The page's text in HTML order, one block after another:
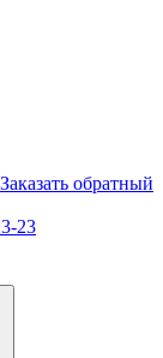
Заказать обратный
23